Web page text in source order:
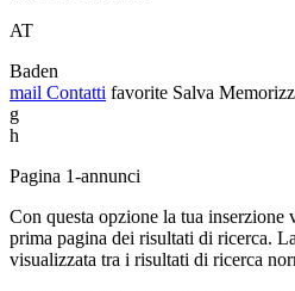
AT
Baden
mail Contatti favorite Salva
g
h
Pagina 1-annunci
Con questa opzione la tua inserzione
prima pagina dei risultati di ricerca.
visualizzata tra i risultati di ricerca